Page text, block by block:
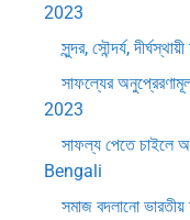
2023
সুন্দর, সৌন্দর্য,
সাফল্যের
2023
সাফল্য পেতে
Bengali
সমাজ বদলানো